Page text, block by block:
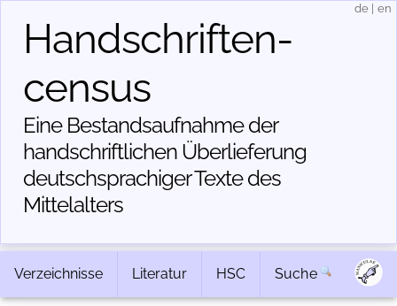
Handschriften­
census
Eine Bestandsaufnahme der
handschriftlichen Über­lieferung
deutschsprachiger Texte des
Mittelalters
de en
Verzeichnisse Literatur HSC Suche